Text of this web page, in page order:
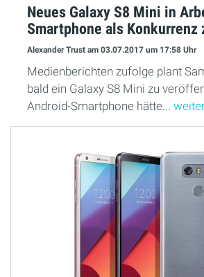
Neues Galaxy S8 Mini in
Smartphone als Konkurrenz
Alexander Trust am 03.07.2017 um 17:58 Uhr
Medienberichten zufolge plant
bald ein Galaxy S8 Mini zu
Android-Smartphone hätte...